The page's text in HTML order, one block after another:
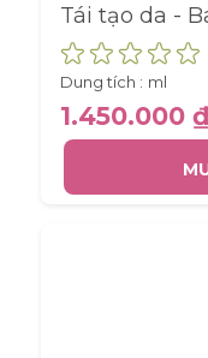
Tái tạo da -
Thực vật Lift
Dung tích : ml
1.450.000